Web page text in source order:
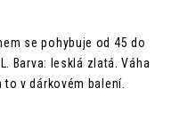
se pohybuje od 45 do
Barva: lesklá zlatá.Váha
to vdárkovém balení.